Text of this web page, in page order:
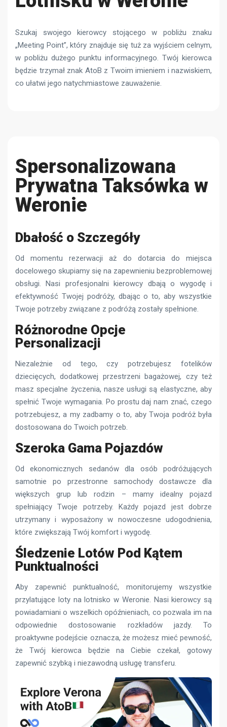
Szukaj swojego kierowcy stojącego w pobliżu znaku
„Meeting Point”, który znajduje się tuż za wyjściem celnym,
w pobliżu dużego punktu informacyjnego. Twój kierowca
będzie trzymał znak AtoB z Twoim imieniem i nazwiskiem,
co ułatwi jego natychmiastowe zauważenie.
Spersonalizowana
Prywatna Taksówka w
Weronie
Dbałość o Szczegóły
Od momentu rezerwacji aż do dotarcia do miejsca
docelowego skupiamy się na zapewnieniu bezproblemowej
obsługi. Nasi profesjonalni kierowcy dbają o wygodę i
efektywność Twojej podróży, dbając o to, aby wszystkie
Twoje potrzeby związane z podróżą zostały spełnione.
Różnorodne Opcje
Personalizacji
Niezależnie od tego, czy potrzebujesz fotelików
dziecięcych, dodatkowej przestrzeni bagażowej, czy też
masz specjalne życzenia, nasze usługi są elastyczne, aby
spełnić Twoje wymagania. Po prostu daj nam znać, czego
potrzebujesz, a my zadbamy o to, aby Twoja podróż była
dostosowana do Twoich potrzeb.
Szeroka Gama Pojazdów
Od ekonomicznych sedanów dla osób podróżujących
samotnie po przestronne samochody dostawcze dla
większych grup lub rodzin – mamy idealny pojazd
spełniający Twoje potrzeby. Każdy pojazd jest dobrze
utrzymany i wyposażony w nowoczesne udogodnienia,
które zwiększają Twój komfort i wygodę.
Śledzenie Lotów Pod Kątem
Punktualności
Aby zapewnić punktualność, monitorujemy wszystkie
przylatujące loty na lotnisko w Weronie. Nasi kierowcy są
powiadamiani o wszelkich opóźnieniach, co pozwala im na
odpowiednie dostosowanie rozkładów jazdy. To
proaktywne podejście oznacza, że ​​możesz mieć pewność,
że Twój kierowca będzie na Ciebie czekał, gotowy
zapewnić szybką i niezawodną usługę transferu.